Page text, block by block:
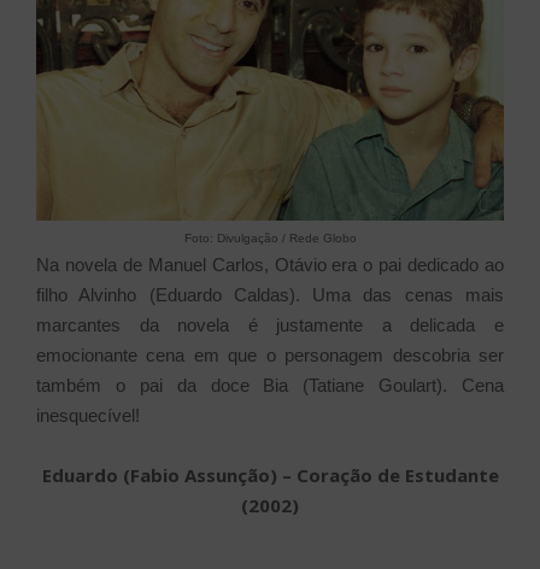
Foto: Divulgação / Rede Globo
Na novela de Manuel Carlos, Otávio era o pai dedicado ao
filho Alvinho (Eduardo Caldas). Uma das cenas mais
marcantes da novela é justamente a delicada e
emocionante cena em que o personagem descobria ser
também o pai da doce Bia (Tatiane Goulart). Cena
inesquecível!
Eduardo (Fabio Assunção) – Coração de Estudante
(2002)